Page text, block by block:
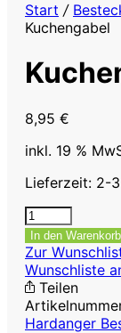
Start /
Kuchengabel
8,95 €
inkl. 19 %
Lieferzeit: 2-
Kuchengabel
Menge
In den Warenkorb
Zur
Wunschliste
Teilen
Hardanger